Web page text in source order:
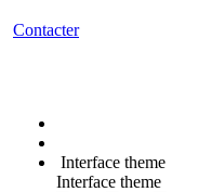
Contacter
Interface theme
Interface theme